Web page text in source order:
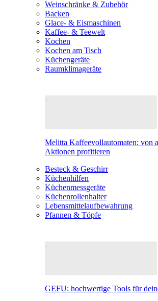
Weinschränke & Zubehör
Backen
Glace- & Eismaschinen
Kaffee- & Teewelt
Kochen
Kochen am Tisch
Küchengeräte
Raumklimageräte
Melitta Kaffeevollautomaten: von
Aktionen profitieren
Besteck & Geschirr
Küchenhilfen
Küchenmessgeräte
Küchenrollenhalter
Lebensmittelaufbewahrung
Pfannen & Töpfe
GEFU: hochwertige Tools für